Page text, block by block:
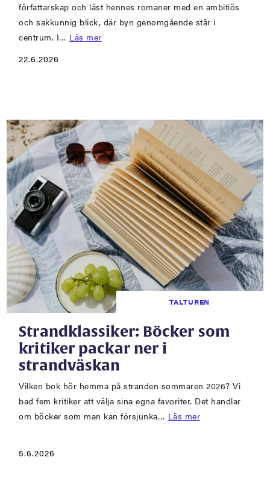
författarskap och läst hennes romaner med en ambitiös
och sakkunnig blick, där byn genomgående står i
centrum. I… Läs mer
22.6.2026
TALTUREN
Strandklassiker: Böcker som
kritiker packar ner i
strandväskan
Vilken bok hör hemma på stranden sommaren 2026? Vi
bad fem kritiker att välja sina egna favoriter. Det handlar
om böcker som man kan försjunka… Läs mer
5.6.2026